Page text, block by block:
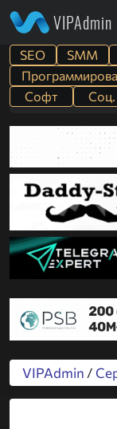
VIPAdmin
SEO SMM
Софт
Cоц.
VIPAdmin /